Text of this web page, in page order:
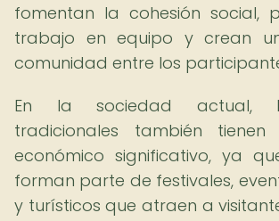
fomentan la cohesión social,
trabajo en equipo y crean
comunidad entre los
En la sociedad actual,
tradicionales también
económico significativo, ya
forman parte de festivales,
y turísticos que atraen a